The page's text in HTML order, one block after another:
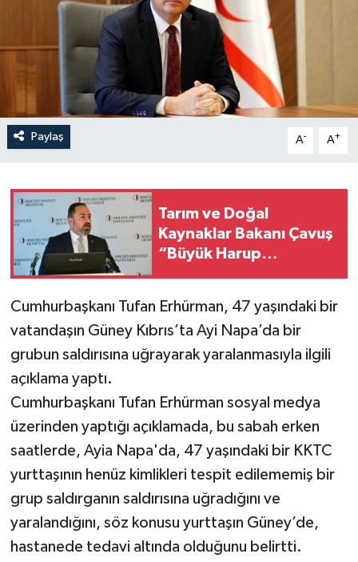
Paylaş A- A+
Tarım ve Doğal
Kaynaklar Bakanı Çavuş
“Büyük Harup
Cumhurbaşkanı Tufan Erhürman, 47 yaşındaki bir
vatandaşın Güney Kıbrıs’ta Ayi Napa’da bir
grubun saldırısına uğrayarak yaralanmasıyla ilgili
açıklama yaptı.
Cumhurbaşkanı Tufan Erhürman sosyal medya
üzerinden yaptığı açıklamada, bu sabah erken
saatlerde, Ayia Napa'da, 47 yaşındaki bir KKTC
yurttaşının henüz kimlikleri tespit edilememiş bir
grup saldırganın saldırısına uğradığını ve
yaralandığını, söz konusu yurttaşın Güney’de,
hastanede tedavi altında olduğunu belirtti.